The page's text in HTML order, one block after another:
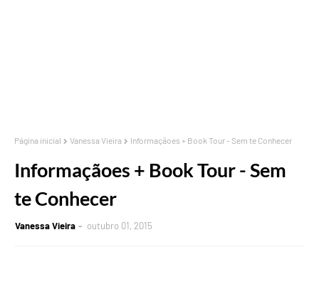
Página inicial Vanessa Vieira Informaçãoes + Book Tour - Sem te Conhecer
Informaçãoes + Book Tour - Sem
te Conhecer
Vanessa Vieira outubro 01, 2015